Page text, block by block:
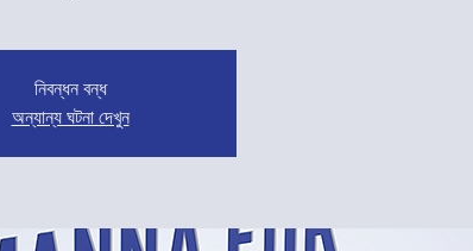
নিবন্ধন বন্ধ
অন্যান্য ঘটনা দেখুন